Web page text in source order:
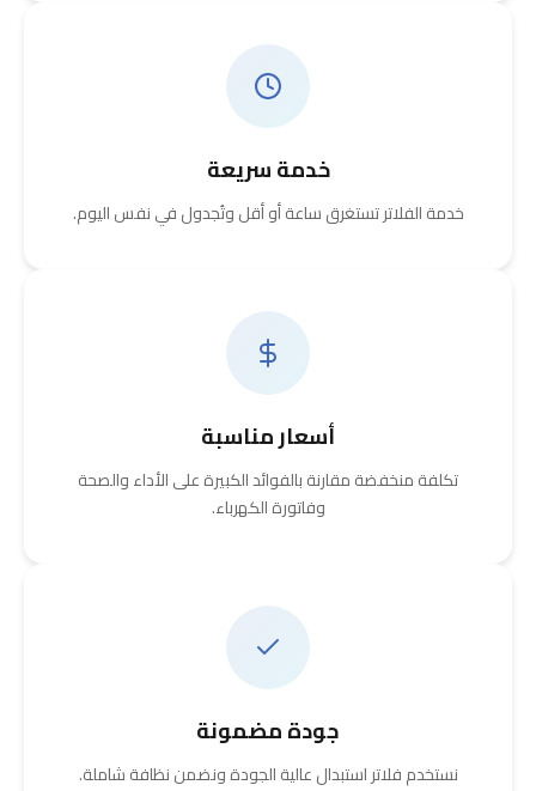
خدمة سريعة
خدمة الفلاتر تستغرق ساعة أو أقل وتُجدول في نفس اليوم.
أسعار مناسبة
تكلفة منخفضة مقارنة بالفوائد الكبيرة على الأداء والصحة
وفاتورة الكهرباء.
جودة مضمونة
نستخدم فلاتر استبدال عالية الجودة ونضمن نظافة شاملة.